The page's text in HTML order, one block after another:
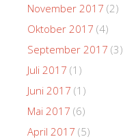
November 2017 (2)
Oktober 2017 (4)
September 2017 (3)
Juli 2017 (1)
Juni 2017 (1)
Mai 2017 (6)
April 2017 (5)